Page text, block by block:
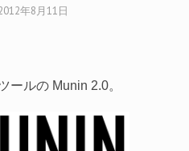
年8月11日
ールの Munin 2.0。